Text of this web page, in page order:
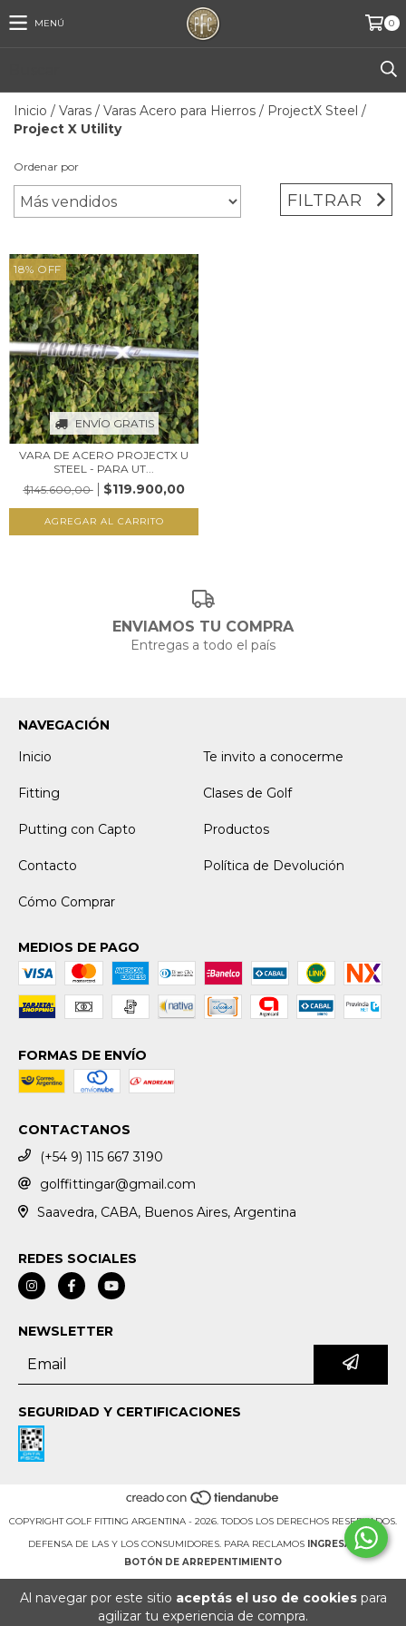
Al navegar por este sitio aceptás el uso de cookiespara
agilizar tu experiencia de compra.
MENÚ 0
Inicio / Varas / Varas Acero para Hierros / ProjectX Steel /
Project X Utility
Ordenar por
FILTRAR
18% OFF
ENVÍO GRATIS
VARA DE ACERO PROJECTX U
STEEL - PARA UT...
$145.600,00
$119.900,00
AGREGAR AL CARRITO
ENVIAMOS TU COMPRA
Entregas a todo el país
NAVEGACIÓN
Inicio
Te invito a conocerme
Fitting Clases de Golf
Putting con Capto Productos
Contacto Política de Devolución
Cómo Comprar
MEDIOS DE PAGO
FORMAS DE ENVÍO
CONTACTANOS
(+54 9) 115 667 3190
golffittingar@gmail.com
Saavedra, CABA, Buenos Aires, Argentina
REDES SOCIALES
NEWSLETTER
SEGURIDAD Y CERTIFICACIONES
COPYRIGHT GOLF FITTING ARGENTINA - 2026. TODOS LOS DERECHOS RESERVADOS.
DEFENSA DE LAS Y LOS CONSUMIDORES. PARA RECLAMOS
INGRESÁ ACÁ.
BOTÓN DE ARREPENTIMIENTO